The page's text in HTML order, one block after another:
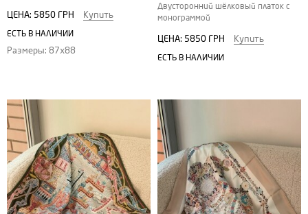
ЦЕНА: 5850 ГРН Купить
ЕСТЬ В НАЛИЧИИ
Размеры: 87х88
Двусторонний шёлковый платок с
монограммой
ЦЕНА: 5850 ГРН Купить
ЕСТЬ В НАЛИЧИИ